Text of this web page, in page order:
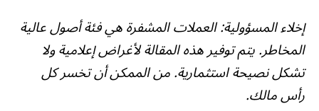
إخلاء المسؤولية: العملات المشفرة هي فئة أصول عالية
المخاطر. يتم توفير هذه المقالة لأغراض إعلامية ولا
تشكل نصيحة استثمارية. من الممكن أن تخسر كل
رأس مالك.